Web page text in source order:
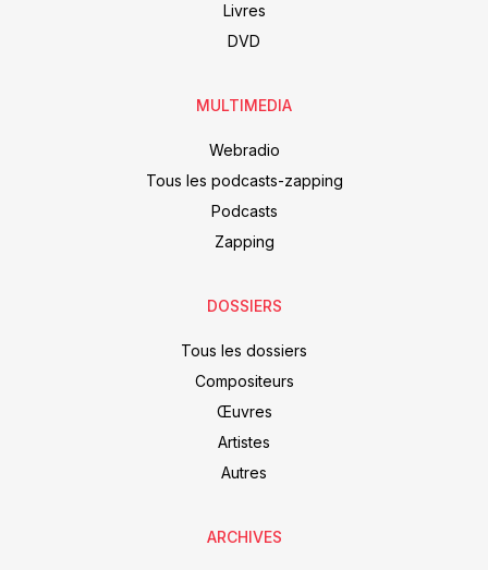
Livres
DVD
MULTIMEDIA
Webradio
Tous les podcasts-zapping
Podcasts
Zapping
DOSSIERS
Tous les dossiers
Compositeurs
Œuvres
Artistes
Autres
ARCHIVES